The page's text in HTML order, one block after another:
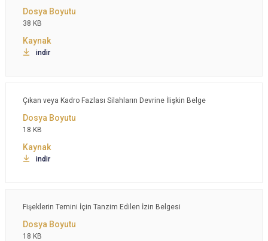
38 KB
indir
Çıkan veya Kadro Fazlası Silahların Devrine İlişkin Belge
18 KB
indir
Fişeklerin Temini İçin Tanzim Edilen İzin Belgesi
18 KB